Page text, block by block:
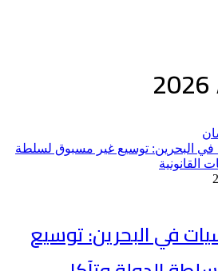
في البحرين: توسيع